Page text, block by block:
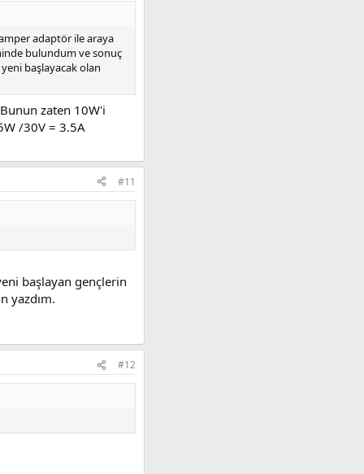
adaptör ile araya
bulundum ve sonuç
başlayacak olan
zaten 10W'i
/30V = 3.5A
#11
başlayan gençlerin
yazdım.
#12